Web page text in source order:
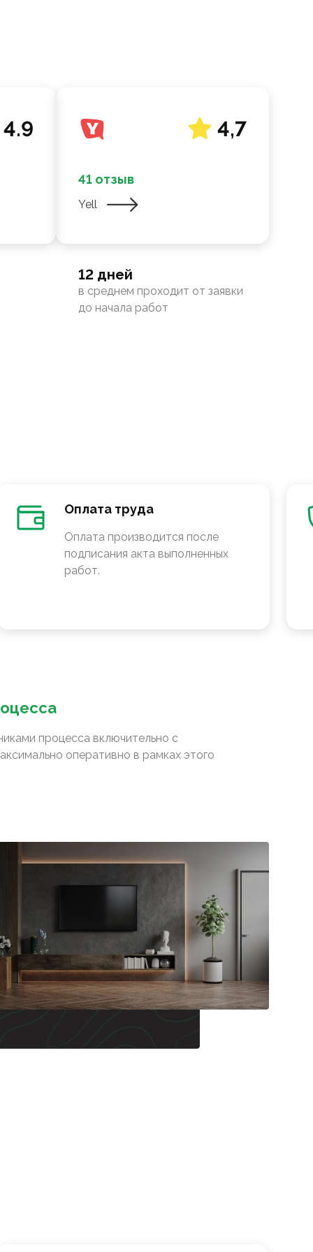
4.9 4,7
41 отзыв
Yell
12 дней
в среднем проходит от заявки
до начала работ
Оплата труда
Оплата производится после
подписания акта выполненных
работ.
процесса включительно с
оперативно в рамках этого